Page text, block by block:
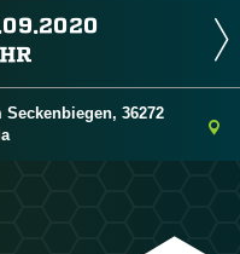
Seckenbiegen, 36272